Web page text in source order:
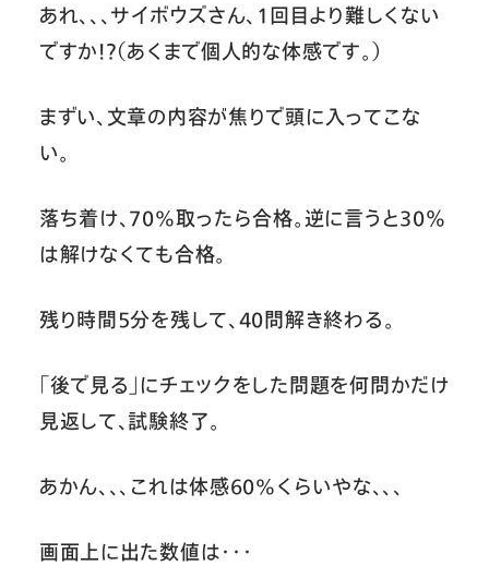
あれ、、、サイボウズさん、1回目より難しくない
ですか！？（あくまで個人的な体感です。）
まずい、文章の内容が焦りで頭に入ってこな
い。
落ち着け、70%取ったら合格。逆に言うと30％
は解けなくても合格。
残り時間5分を残して、40問解き終わる。
「後で見る」にチェックをした問題を何問かだけ
見返して、試験終了。
あかん、、、これは体感60%くらいやな、、、
画面上に出た数値は・・・